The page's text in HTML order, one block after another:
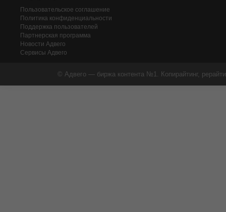
Пользовательское соглашение
Политика конфиденциальности
Поддержка пользователей
Партнерская программа
Новости Адвего
Сервисы Адвего
© Адвего — биржа контента №1. Копирайтинг,